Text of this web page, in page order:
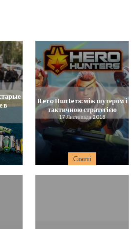
в
Статті
Hero Hunters: між шутером і
тактичною стратегією
17 Листопада 2018